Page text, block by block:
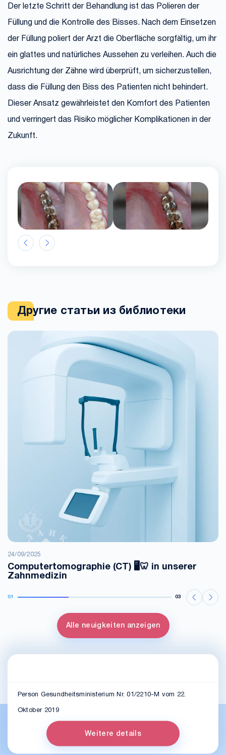
Der letzte Schritt der Behandlung ist das Polieren der
Füllung und die Kontrolle des Bisses. Nach dem Einsetzen
der Füllung poliert der Arzt die Oberfläche sorgfältig, um ihr
ein glattes und natürliches Aussehen zu verleihen. Auch die
Ausrichtung der Zähne wird überprüft, um sicherzustellen,
dass die Füllung den Biss des Patienten nicht behindert.
Dieser Ansatz gewährleistet den Komfort des Patienten
und verringert das Risiko möglicher Komplikationen in der
Zukunft.
Другие статьи из библиотеки
24/09/2025
Computertomographie (CT) 🖥️🦷 in unserer
Zahnmedizin
01 03
Alle neuigkeiten anzeigen
Person Gesundheitsministerium Nr. 01/2210-M vom 22.
Oktober 2019
Weitere details